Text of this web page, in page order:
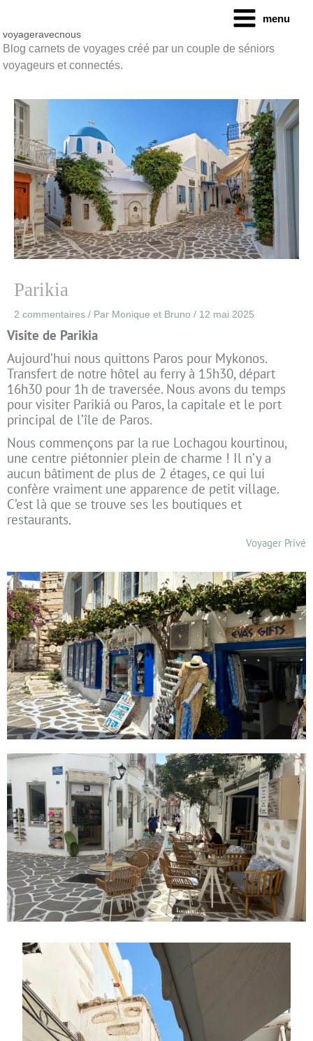
contenu
menu
voyageravecnous
Blog carnets de voyages créé par un couple de séniors
voyageurs et connectés.
Parikia
2 commentaires / Par Monique et Bruno / 12 mai 2025
Visite de Parikia
Aujourd’hui nous quittons Paros pour Mykonos.
Transfert de notre hôtel au ferry à 15h30, départ
16h30 pour 1h de traversée. Nous avons du temps
pour visiter Parikiá ou Paros, la capitale et le port
principal de l’île de Paros.
Nous commençons par la rue Lochagou kourtinou,
une centre piétonnier plein de charme ! Il n’y a
aucun bâtiment de plus de 2 étages, ce qui lui
confère vraiment une apparence de petit village.
C’est là que se trouve ses les boutiques et
restaurants.
Voyager Privé